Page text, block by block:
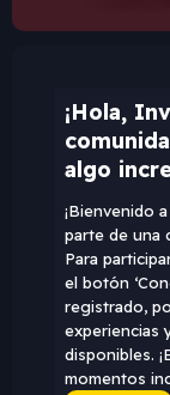
¡Hola,
algo
¡Bienvenido
parte de una
Para
el botón
registrado,
experiencias
disponibles.
momentos